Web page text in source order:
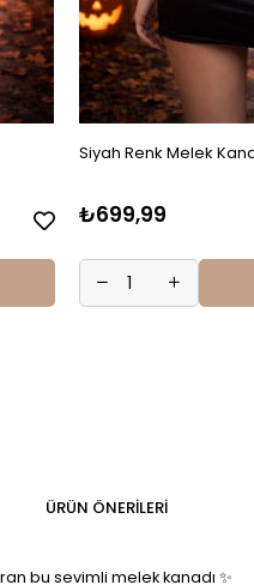
Siyah Renk Melek
₺699,99
ÜRÜN ÖNERILERI
bu sevimli melek kanadı ✨